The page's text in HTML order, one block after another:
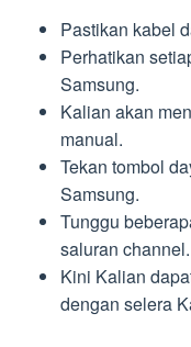
Pastikan kabel
Perhatikan
Samsung.
Kalian akan
manual.
Tekan tombol
Samsung.
Tunggu
saluran channel.
Kini Kalian
dengan selera